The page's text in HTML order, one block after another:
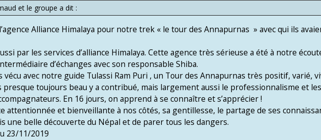
et le groupe a dit :
Alliance Himalaya pour notre trek « le tour des Annapurnas » avec qui ils
par les services d’alliance Himalaya. Cette agence très sérieuse a été à notre
d’échanges avec son responsable Shiba.
avec notre guide Tulassi Ram Puri , un Tour des Annapurnas très positif, varié,
toujours beau y a contribué, mais largement aussi le professionnalisme et
En 16 jours, on apprend à se connaître et s’apprécier !
attentionnée et bienveillante à nos côtés, sa gentillesse, le partage de ses
une belle découverte du Népal et de parer tous les dangers.
23/11/2019